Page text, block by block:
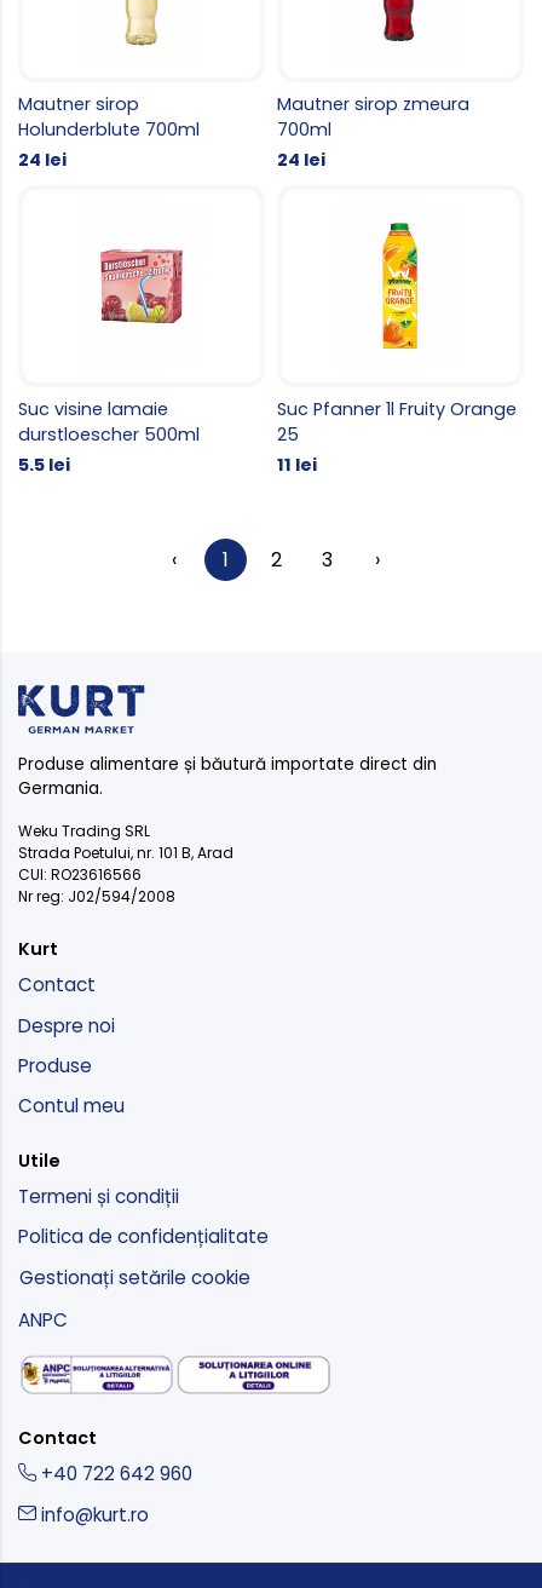
Mautner sirop
Holunderblute 700ml
24 lei
Mautner sirop zmeura
700ml
24 lei
Suc visine lamaie
durstloescher 500ml
5.5 lei
Suc Pfanner 1l Fruity Orange
25
11 lei
‹ 1 2 3 ›
Produse alimentare și băutură importate direct din
Germania.
Weku Trading SRL
Strada Poetului, nr. 101 B, Arad
CUI: RO23616566
Nr reg: J02/594/2008
Kurt
Contact
Despre noi
Produse
Contul meu
Utile
Termeni și condiții
Politica de confidențialitate
Gestionați setările cookie
ANPC
Contact
+40 722 642 960
info@kurt.ro